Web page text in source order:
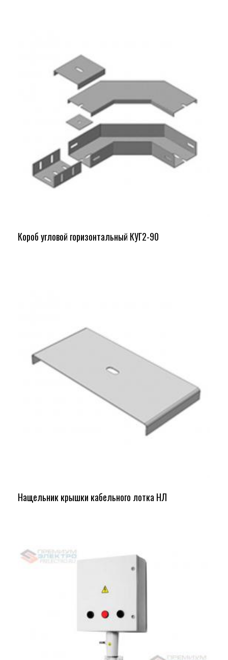
Короб угловой горизонтальный КУГ2-90
Нащельник крышки кабельного лотка НЛ